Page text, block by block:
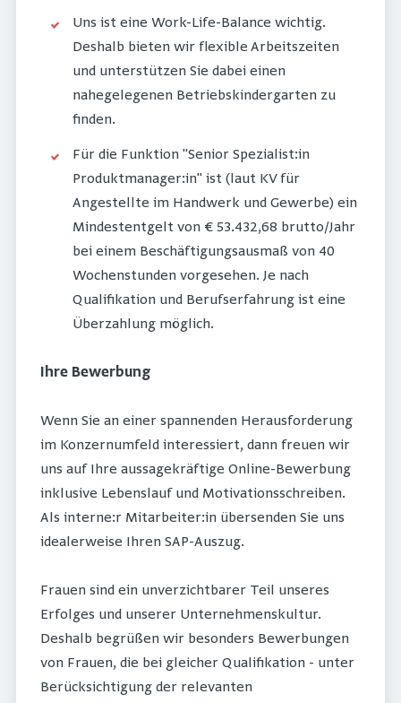
Uns ist eine Work-Life-Balance wichtig.
Deshalb bieten wir flexible Arbeitszeiten
und unterstützen Sie dabei einen
nahegelegenen Betriebskindergarten zu
finden.
Für die Funktion "Senior Spezialist:in
Produktmanager:in" ist (laut KV für
Angestellte im Handwerk und Gewerbe) ein
Mindestentgelt von € 53.432,68 brutto/Jahr
bei einem Beschäftigungsausmaß von 40
Wochenstunden vorgesehen. Je nach
Qualifikation und Berufserfahrung ist eine
Überzahlung möglich.
Ihre Bewerbung
Wenn Sie an einer spannenden Herausforderung
im Konzernumfeld interessiert, dann freuen wir
uns auf Ihre aussagekräftige Online-Bewerbung
inklusive Lebenslauf und Motivationsschreiben.
Als interne:r Mitarbeiter:in übersenden Sie uns
idealerweise Ihren SAP-Auszug.
Frauen sind ein unverzichtbarer Teil unseres
Erfolges und unserer Unternehmenskultur.
Deshalb begrüßen wir besonders Bewerbungen
von Frauen, die bei gleicher Qualifikation - unter
Berücksichtigung der relevanten